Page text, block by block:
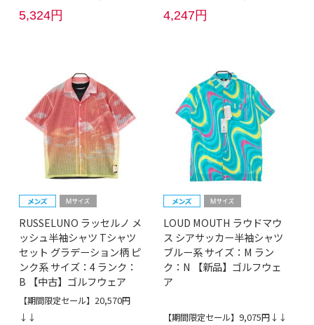
5,324円 4,247円
RUSSELUNO ラッセルノ メ
ッシュ半袖シャツ Tシャツ
セット グラデーション柄 ピ
ンク系 サイズ：4 ランク：
B 【中古】ゴルフウェア
【期間限定セール】20,570円
↓↓
LOUD MOUTH ラウドマウ
ス シアサッカー半袖シャツ
ブルー系 サイズ：M ラン
ク：N 【新品】ゴルフウェ
ア
【期間限定セール】9,075円↓↓